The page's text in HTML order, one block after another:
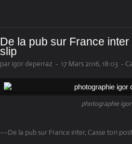
De la pub sur France
slip
par igor deperraz - 17 Mars 2016, 18:03 -
photographie
~~De la pub sur France inter, Casse ton